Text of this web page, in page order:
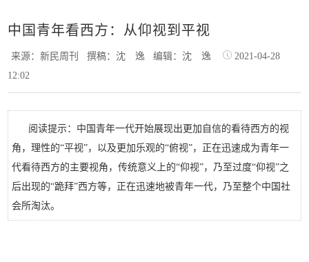
中国青年看西方：从仰视到平视
来源：新民周刊撰稿：沈 逸 编辑：沈 逸
2021-04-28
12:02
阅读提示：中国青年一代开始展现出更加自信的看待西方的视
角，理性的“平视”，以及更加乐观的“俯视”，正在迅速成为青年一
代看待西方的主要视角，传统意义上的“仰视”，乃至过度“仰视”之
后出现的“跪拜”西方等，正在迅速地被青年一代，乃至整个中国社
会所淘汰。